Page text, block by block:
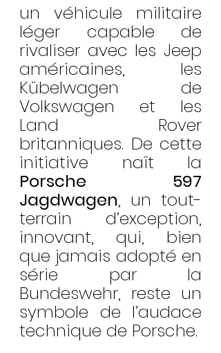
un véhicule militaire
léger capable de
rivaliser avec les Jeep
américaines, les
Kübelwagen de
Volkswagen et les
Land Rover
britanniques. De cette
Porsche 597
Jagdwagen, un tout-
terrain d’exception,
innovant, qui, bien
que jamais adopté en
série par la
Bundeswehr, reste un
symbole de l’audace
technique de Porsche.